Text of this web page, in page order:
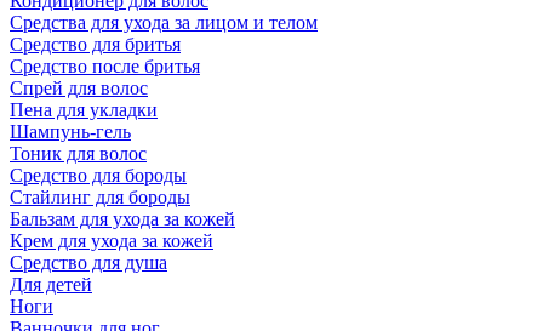
Средства для ухода за лицом и телом
Средство для бритья
Средство после бритья
Спрей для волос
Пена для укладки
Шампунь-гель
Тоник для волос
Средство для бороды
Стайлинг для бороды
Бальзам для ухода за кожей
Крем для ухода за кожей
Средство для душа
Для детей
Ноги